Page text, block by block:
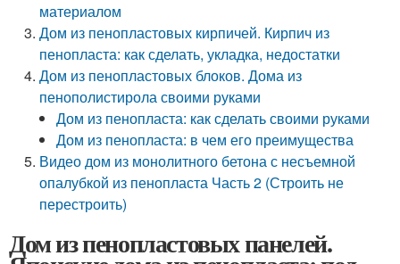
материалом
Дом из пенопластовых кирпичей. Кирпич из
пенопласта: как сделать, укладка, недостатки
Дом из пенопластовых блоков. Дома из
пенополистирола своими руками
Дом из пенопласта: как сделать своими руками
Дом из пенопласта: в чем его преимущества
Видео дом из монолитного бетона с несъемной
опалубкой из пенопласта Часть 2 (Строить не
перестроить)
Дом из пенопластовых панелей.